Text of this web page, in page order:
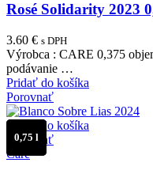
Rosé Solidarity 2023
3.60 € s DPH
Výrobca : CARE 0,375
podávanie …
Pridať do košíka
Porovnať
Pridať do košíka
Porovnať
Care
0,75 l